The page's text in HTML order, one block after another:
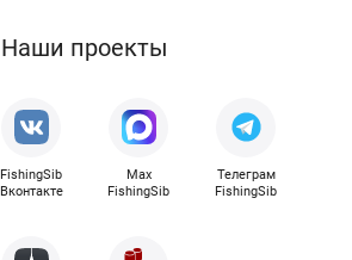
Наши проекты
FishingSib
Вконтакте
Max
FishingSib
Телеграм
FishingSib